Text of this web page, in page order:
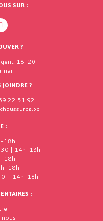
SUR :
?
18-20
JOINDRE ?
22 51 92
:
18h
| 14h-18h
18h
18h
| 14h-18h
: